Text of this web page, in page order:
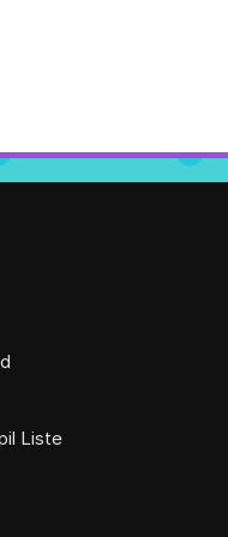
Liste